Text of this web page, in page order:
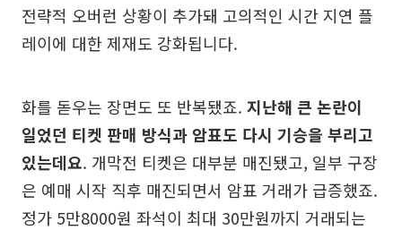
전략적 오버런 상황이 추가돼 고의적인 시간 지연 플
레이에 대한 제재도 강화됩니다.
화를 돋우는 장면도 또 반복됐죠. 지난해 큰 논란이
일었던 티켓 판매 방식과 암표도 다시 기승을 부리고
있는데요. 개막전 티켓은 대부분 매진됐고, 일부 구장
은 예매 시작 직후 매진되면서 암표 거래가 급증했죠.
정가 5만8000원 좌석이 최대 30만원까지 거래되는